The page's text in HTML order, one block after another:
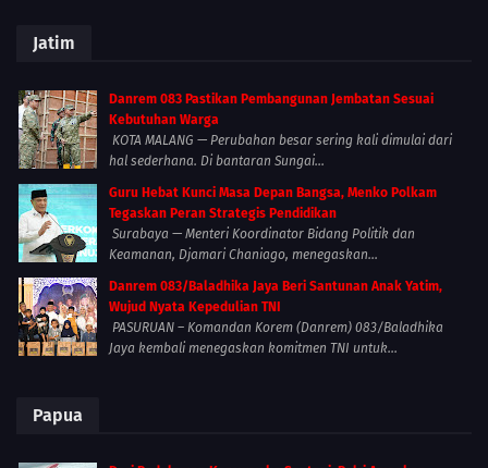
Jatim
Danrem 083 Pastikan Pembangunan Jembatan Sesuai
Kebutuhan Warga
KOTA MALANG — Perubahan besar sering kali dimulai dari
hal sederhana. Di bantaran Sungai...
Guru Hebat Kunci Masa Depan Bangsa, Menko Polkam
Tegaskan Peran Strategis Pendidikan
Surabaya — Menteri Koordinator Bidang Politik dan
Keamanan, Djamari Chaniago, menegaskan...
Danrem 083/Baladhika Jaya Beri Santunan Anak Yatim,
Wujud Nyata Kepedulian TNI
PASURUAN – Komandan Korem (Danrem) 083/Baladhika
Jaya kembali menegaskan komitmen TNI untuk...
Papua